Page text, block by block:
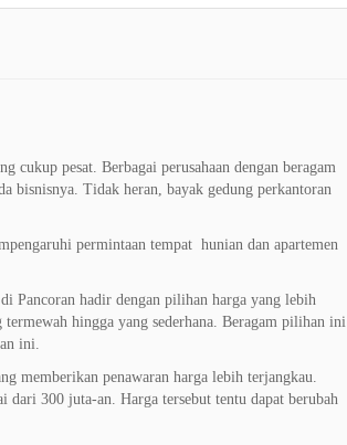
cukup pesat. Berbagai perusahaan dengan beragam
bisnisnya. Tidak heran, bayak gedung perkantoran
permintaan tempat hunian dan apartemen
Pancoran hadir dengan pilihan harga yang lebih
hingga yang sederhana. Beragam pilihan ini
ini.
memberikan penawaran harga lebih terjangkau.
300 juta-an. Harga tersebut tentu dapat berubah